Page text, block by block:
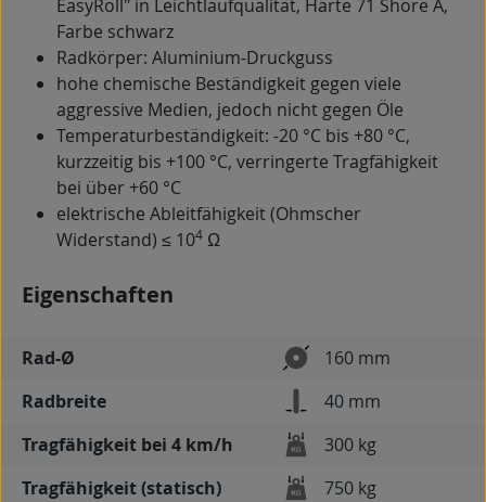
EasyRoll" in Leichtlaufqualität, Härte 71 Shore A,
Farbe schwarz
Radkörper: Aluminium-Druckguss
hohe chemische Beständigkeit gegen viele
aggressive Medien, jedoch nicht gegen Öle
Temperaturbeständigkeit: -20 °C bis +80 °C,
kurzzeitig bis +100 °C, verringerte Tragfähigkeit
bei über +60 °C
elektrische Ableitfähigkeit (Ohmscher
Widerstand) ≤ 104 Ω
Eigenschaften
Rad-Ø
160 mm
Radbreite
40 mm
Tragfähigkeit bei 4 km/h
300 kg
Tragfähigkeit (statisch)
750 kg